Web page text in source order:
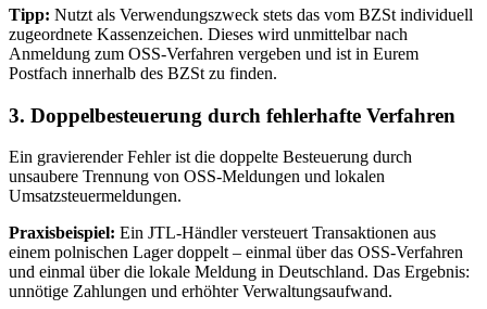
Tipp: Nutzt als Verwendungszweck stets das vom BZSt individuell
zugeordnete Kassenzeichen. Dieses wird unmittelbar nach
Anmeldung zum OSS-Verfahren vergeben und ist in Eurem
Postfach innerhalb des BZSt zu finden.
3. Doppelbesteuerung durch fehlerhafte Verfahren
Ein gravierender Fehler ist die doppelte Besteuerung durch
unsaubere Trennung von OSS-Meldungen und lokalen
Umsatzsteuermeldungen.
Praxisbeispiel: Ein JTL-Händler versteuert Transaktionen aus
einem polnischen Lager doppelt – einmal über das OSS-Verfahren
und einmal über die lokale Meldung in Deutschland. Das Ergebnis:
unnötige Zahlungen und erhöhter Verwaltungsaufwand.